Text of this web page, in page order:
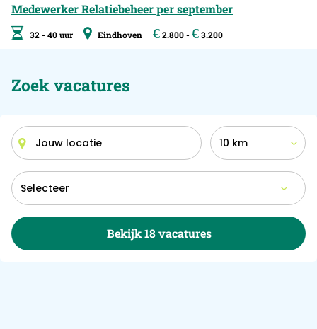
Medewerker Relatiebeheer per september
32 - 40 uur Eindhoven €2.800 - €3.200
Zoek vacatures
10 km
Bekijk 18 vacatures